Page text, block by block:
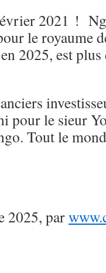
2021 !
le royaume
2025, est plus
pour le sieur
Tout le
2025, par